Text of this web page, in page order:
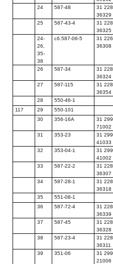
24 587-48
31 228
36329
25 587-43-4
31 228
36325
24-
26,
35-
38
сб.587-06-5
31 226
36308
26 587-34
31 228
36324
27 587-115
31 228
36354
28 550-46-1
117
29 550-101
30
356-16А
31 299
71002
31 353-23
31 299
41033
32 353-04-1
31 299
41002
33 587-22-2
31 228
36307
34 587-28-1
31 228
36318
35 551-08-1
36
587-72-4
31 228
36339
37 587-45
31 228
36328
38 587-23-4
31 228
36311
39 351-06
31 299
21006